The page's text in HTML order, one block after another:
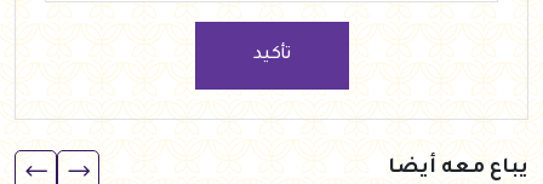
تأكيد
يباع معه أيضا